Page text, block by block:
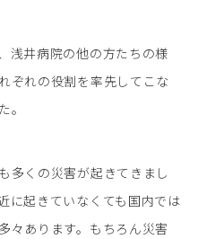
浅井病院の他の方たちの様
ぞれの役割を率先してこな
。
多くの災害が起きてきまし
に起きていなくても国内では
々あります。もちろん災害